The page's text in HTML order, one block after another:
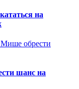
на
шанс на